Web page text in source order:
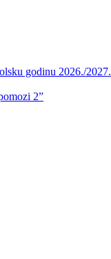
godinu 2026./2027.
2”